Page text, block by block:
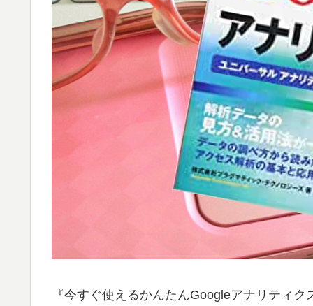
『今すぐ使えるかんたんGoogleアナリティ